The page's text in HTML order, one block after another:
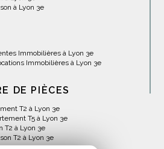
à Lyon 3e
Immobilières à Lyon 3e
Immobilières à Lyon 3e
DE PIÈCES
T2 à Lyon 3e
T5 à Lyon 3e
T2 à Lyon 3e
T2 à Lyon 3e